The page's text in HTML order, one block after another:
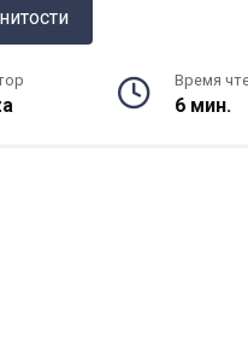
Время
6 мин.